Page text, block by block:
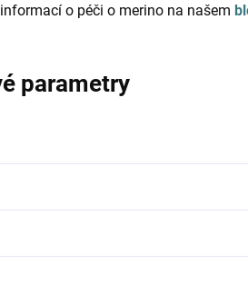
o péči o merino na našem
parametry